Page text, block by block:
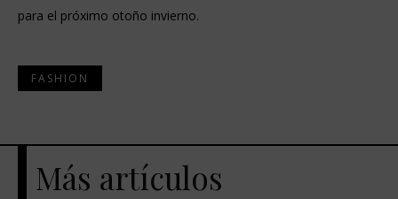
para el próximo otoño invierno.
FASHION
Más artículos